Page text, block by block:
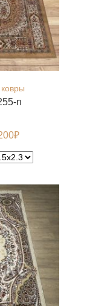
n
₽